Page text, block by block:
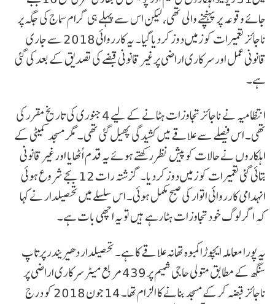
جائے وقوعہ پر پہنچنے والی تھی، لیکن اس سے پہلے ہی گرام سماج کی جگہ پر
ناجائز تعمیرات کو زمیں دوز کردیا گیا۔ یہ کارروائی 2018 سے جاری
قانونی عمل اور سرکاری اراضی پرغیر قانونی قبضے کی تصدیق کے بعد کی گئی
ہے۔
انتظامیہ نے ناجائز تجاوزات ہٹانے کے لیے 4 جنوری کی تاریخ مقرر کی
تھی۔ اس فیصلے سے علاقے میں کشیدگی پھیل گئی تھی۔ مگر مسجد کمیٹی کے
اہلکاروں نے حالات کو پیش نظر رکھتے ہوئے یہ قدم اُٹھایا اورغیرقانونی
بتائی گئی تعمیرات کو زمیں دوز کردیا۔ گزشتہ رات 12 بجے شروع ہوئی
انہدامی کارروائی اتوار کی صبح مکمل ہوئی۔ اس سلسلے میں تحصیلدار نے کہا
کہ اگر لوگ خود تجاوزات ہٹا رہے ہیں تو یہ اچھی بات ہے۔
یہ پورا معاملہ ایچوڑا کمبوہ تھانہ علاقے کا ہے۔ تحصیلدار دھیریندر پرتاپ
سنگھ کے مطابق متولی حاجی شمیم ​​پر 439 مربع میٹر سرکاری اراضی پر
ناجائز قبضہ کرکے مسجد بنانے کا الزام تھا۔ 14 جون 2018 کو درج